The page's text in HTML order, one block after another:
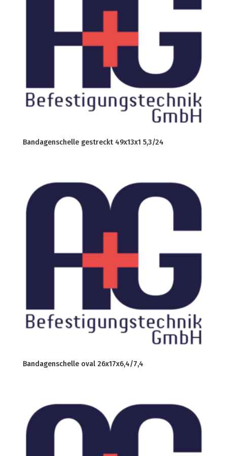
Bandagenschelle gestreckt 49x13x1 5,3/24
Bandagenschelle oval 26x17x6,4/7,4